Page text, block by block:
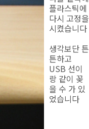
플라스틱에
다시 고정을
시켰습니다
생각보단 튼
튼하고
USB 선이
랑 같이 꽂
을 수 가 있
었습니다